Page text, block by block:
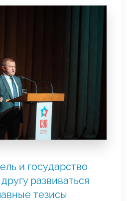
и государство
развиваться
тезисы